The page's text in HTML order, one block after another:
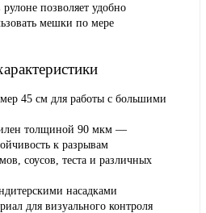
позволяет удобно
мешки по мере
45 см для работы с большими
толщиной 90 мкм —
к разрывам
соусов, теста и различных
насадками
для визуального контроля